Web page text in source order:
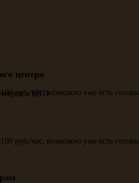
руб./час, возможно уже есть
центра
и ЦТО
руб./час, возможно уже есть